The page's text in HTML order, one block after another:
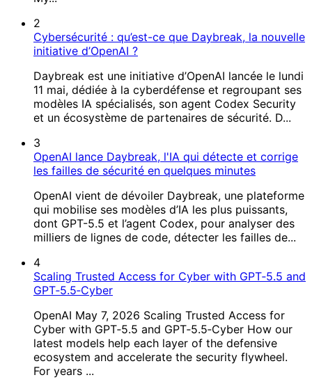
2
Cybersécurité : qu’est-ce que Daybreak, la nouvelle
initiative d’OpenAI ?
Daybreak est une initiative d’OpenAI lancée le lundi
11 mai, dédiée à la cyberdéfense et regroupant ses
modèles IA spécialisés, son agent Codex Security
et un écosystème de partenaires de sécurité. D...
3
OpenAI lance Daybreak, l'IA qui détecte et corrige
les failles de sécurité en quelques minutes
OpenAI vient de dévoiler Daybreak, une plateforme
qui mobilise ses modèles d’IA les plus puissants,
dont GPT-5.5 et l’agent Codex, pour analyser des
milliers de lignes de code, détecter les failles de...
4
Scaling Trusted Access for Cyber with GPT‑5.5 and
GPT‑5.5‑Cyber
OpenAI May 7, 2026 Scaling Trusted Access for
Cyber with GPT‑5.5 and GPT‑5.5‑Cyber How our
latest models help each layer of the defensive
ecosystem and accelerate the security flywheel.
For years ...